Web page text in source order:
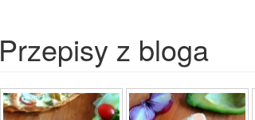
Przepisy z bloga